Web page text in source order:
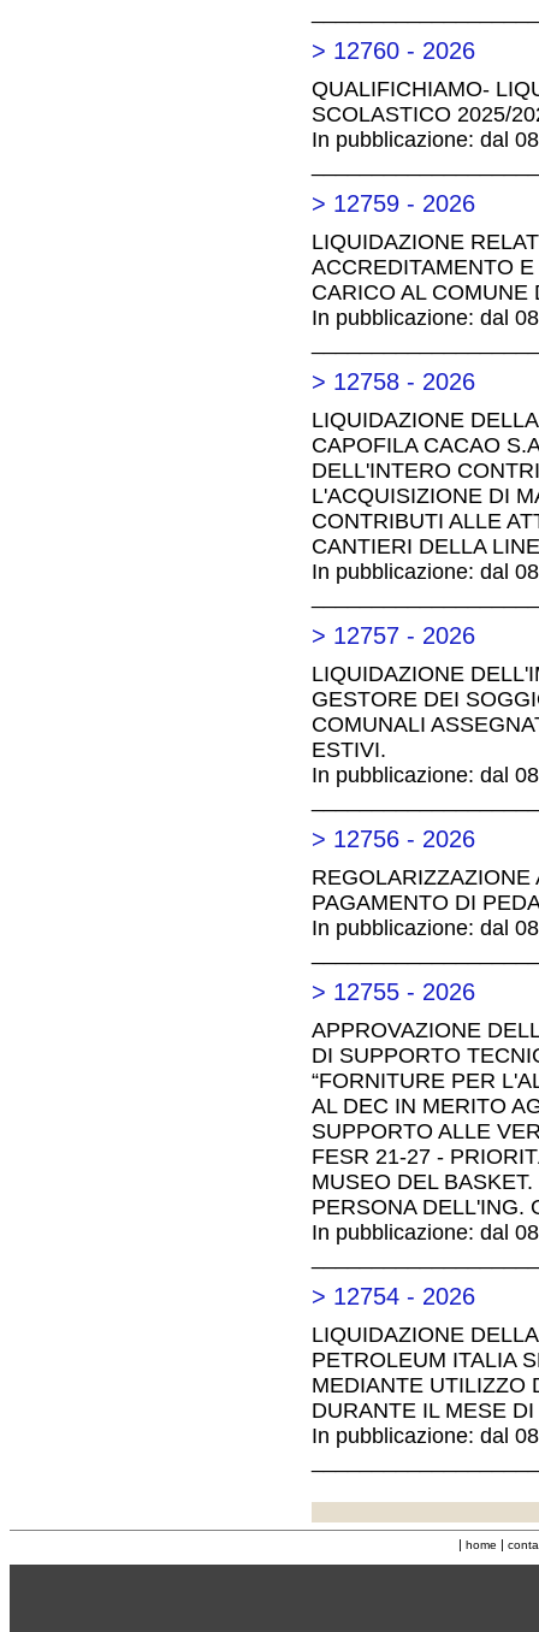
> 12760 - 2026
QUALIFICHIAMO-
SCOLASTICO 2025/
In pubblicazione: dal
> 12759 - 2026
LIQUIDAZIONE
ACCREDITAMENTO
CARICO AL COMUNE
In pubblicazione: dal
> 12758 - 2026
LIQUIDAZIONE
CAPOFILA CACAO
DELL'INTERO
L'ACQUISIZIONE DI
CONTRIBUTI ALLE
CANTIERI DELLA
In pubblicazione: dal
> 12757 - 2026
LIQUIDAZIONE
GESTORE DEI
COMUNALI
ESTIVI.
In pubblicazione: dal
> 12756 - 2026
REGOLARIZZAZIONE
PAGAMENTO DI
In pubblicazione: dal
> 12755 - 2026
APPROVAZIONE
DI SUPPORTO
“FORNITURE PER
AL DEC IN MERITO
SUPPORTO ALLE
FESR 21-27 -
MUSEO DEL
PERSONA DELL'ING.
In pubblicazione: dal
> 12754 - 2026
LIQUIDAZIONE
PETROLEUM ITALIA
MEDIANTE UTILIZZO
DURANTE IL MESE
In pubblicazione: dal
| home |